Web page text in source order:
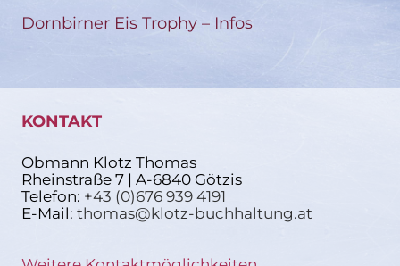
Dornbirner Eis Trophy – Infos
KONTAKT
Obmann Klotz Thomas
Rheinstraße 7 | A-6840 Götzis
Telefon: +43 (0)676 939 4191
E-Mail: thomas@klotz-buchhaltung.at